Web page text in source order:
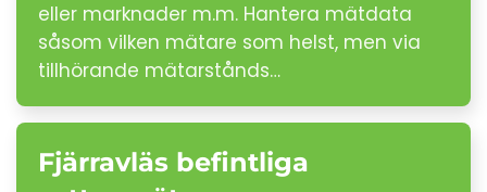
eller marknader m.m. Hantera mätdata
såsom vilken mätare som helst, men via
tillhörande mätarstånds…
Fjärravläs befintliga